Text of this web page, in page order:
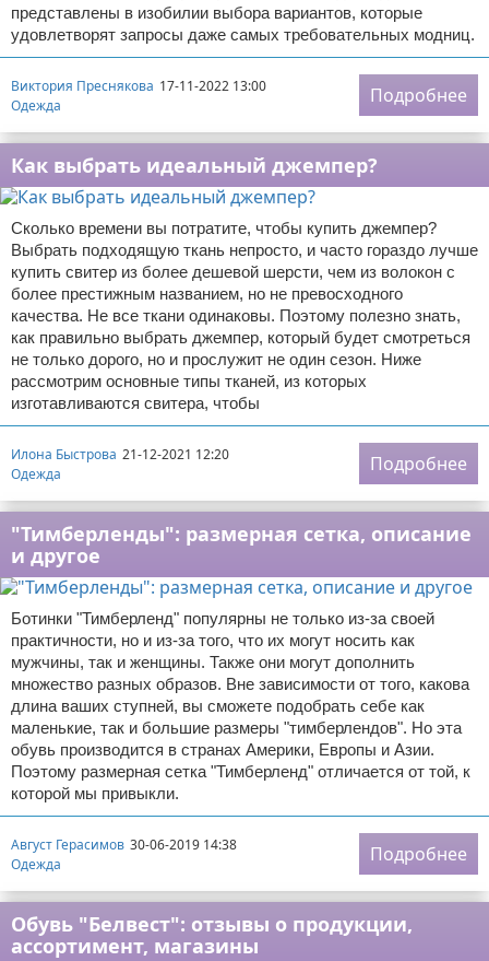
представлены в изобилии выбора вариантов, которые
удовлетворят запросы даже самых требовательных модниц.
Виктория Преснякова 17-11-2022 13:00
Одежда
Подробнее
Как выбрать идеальный джемпер?
Сколько времени вы потратите, чтобы купить джемпер?
Выбрать подходящую ткань непросто, и часто гораздо лучше
купить свитер из более дешевой шерсти, чем из волокон с
более престижным названием, но не превосходного
качества. Не все ткани одинаковы. Поэтому полезно знать,
как правильно выбрать джемпер, который будет смотреться
не только дорого, но и прослужит не один сезон. Ниже
рассмотрим основные типы тканей, из которых
изготавливаются свитера, чтобы
Илона Быстрова 21-12-2021 12:20
Одежда
Подробнее
"Тимберленды": размерная сетка, описание
и другое
Ботинки "Тимберленд" популярны не только из-за своей
практичности, но и из-за того, что их могут носить как
мужчины, так и женщины. Также они могут дополнить
множество разных образов. Вне зависимости от того, какова
длина ваших ступней, вы сможете подобрать себе как
маленькие, так и большие размеры "тимберлендов". Но эта
обувь производится в странах Америки, Европы и Азии.
Поэтому размерная сетка "Тимберленд" отличается от той, к
которой мы привыкли.
Август Герасимов 30-06-2019 14:38
Одежда
Подробнее
Обувь "Белвест": отзывы о продукции,
ассортимент, магазины